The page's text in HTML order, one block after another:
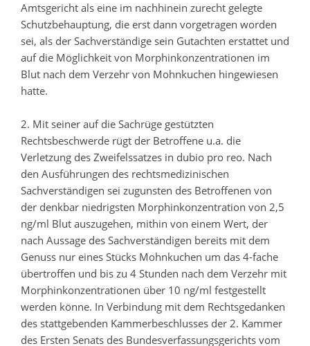
Amtsgericht als eine im nachhinein zurecht gelegte
Schutzbehauptung, die erst dann vorgetragen worden
sei, als der Sachverständige sein Gutachten erstattet und
auf die Möglichkeit von Morphinkonzentrationen im
Blut nach dem Verzehr von Mohnkuchen hingewiesen
hatte.
2. Mit seiner auf die Sachrüge gestützten
Rechtsbeschwerde rügt der Betroffene u.a. die
Verletzung des Zweifelssatzes in dubio pro reo. Nach
den Ausführungen des rechtsmedizinischen
Sachverständigen sei zugunsten des Betroffenen von
der denkbar niedrigsten Morphinkonzentration von 2,5
ng/ml Blut auszugehen, mithin von einem Wert, der
nach Aussage des Sachverständigen bereits mit dem
Genuss nur eines Stücks Mohnkuchen um das 4-fache
übertroffen und bis zu 4 Stunden nach dem Verzehr mit
Morphinkonzentrationen über 10 ng/ml festgestellt
werden könne. In Verbindung mit dem Rechtsgedanken
des stattgebenden Kammerbeschlusses der 2. Kammer
des Ersten Senats des Bundesverfassungsgerichts vom